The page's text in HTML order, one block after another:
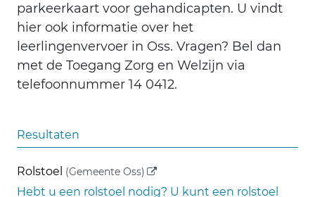
parkeerkaart voor gehandicapten. U vindt
hier ook informatie over het
leerlingenvervoer in Oss. Vragen? Bel dan
met de Toegang Zorg en Welzijn via
telefoonnummer 14 0412.
Resultaten
Rolstoel (Gemeente Oss) (externe link)
Hebt u een rolstoel nodig? U kunt een rolstoel